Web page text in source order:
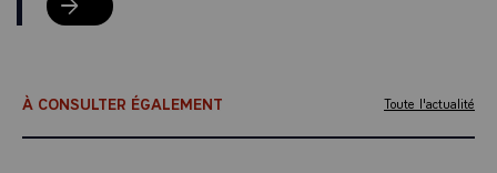
Réservez une table au café
À CONSULTER ÉGALEMENT Toute l'actualité